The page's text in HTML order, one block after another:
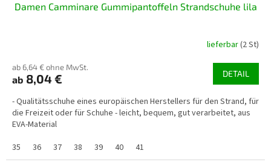
Damen Camminare Gummipantoffeln Strandschuhe lila
lieferbar(2 St)
ab 6,64 € ohne MwSt.
ab 8,04 € DETAIL
- Qualitätsschuhe eines europäischen Herstellers für den Strand, für
die Freizeit oder für Schuhe - leicht, bequem, gut verarbeitet, aus
EVA-Material
35
36 37 38 39 40 41